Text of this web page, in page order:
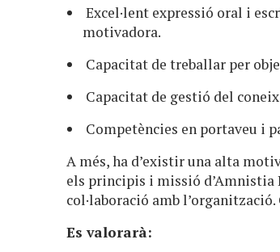
Excel·lent expressió oral i
motivadora.
Capacitat de treballar per
Capacitat de gestió del
Competències en portaveu i
A més, ha d’existir una alta
els principis i missió
col·laboració amb
Es valorarà: